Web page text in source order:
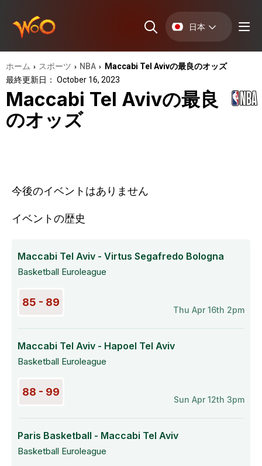
日本
ホーム › スポーツ › NBA › Maccabi Tel Avivの最良のオッズ
最終更新日： October 16, 2023
Maccabi Tel Avivの最良
のオッズ
今後のイベントはありません
イベントの歴史
Maccabi Tel Aviv - Virtus Segafredo Bologna
Basketball Euroleague
85 - 89
Thu Apr 16th 2pm
Maccabi Tel Aviv - Hapoel Tel Aviv
Basketball Euroleague
88 - 99
Sun Apr 12th 3pm
Paris Basketball - Maccabi Tel Aviv
Basketball Euroleague